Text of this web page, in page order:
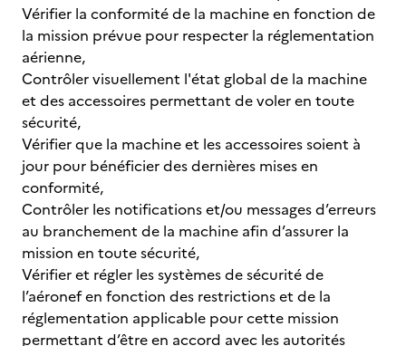
Vérifier la conformité de la machine en fonction de
la mission prévue pour respecter la réglementation
aérienne,
Contrôler visuellement l'état global de la machine
et des accessoires permettant de voler en toute
sécurité,
Vérifier que la machine et les accessoires soient à
jour pour bénéficier des dernières mises en
conformité,
Contrôler les notifications et/ou messages d’erreurs
au branchement de la machine afin d’assurer la
mission en toute sécurité,
Vérifier et régler les systèmes de sécurité de
l’aéronef en fonction des restrictions et de la
réglementation applicable pour cette mission
permettant d’être en accord avec les autorités